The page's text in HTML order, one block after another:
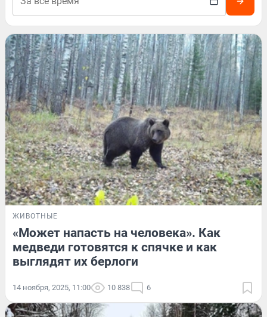
ЖИВОТНЫЕ
«Может напасть на человека». Как
медведи готовятся к спячке и как
выглядят их берлоги
14 ноября, 2025, 11:00 10 838 6